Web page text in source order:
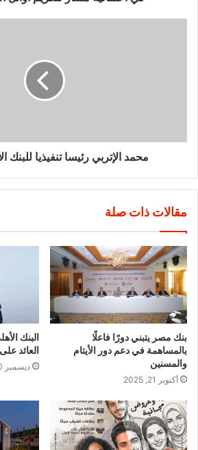
محمد الإتربي رئيسا تنفيذيا للبنك
مقالات ذات صلة
بنك مصر يتبني دورًا فاعلًا
بالمساهمة في دعم دور الأيتام
والمسنين
أكتوبر 21, 2025
البنك
العائد
ديسمبر 30, 2025